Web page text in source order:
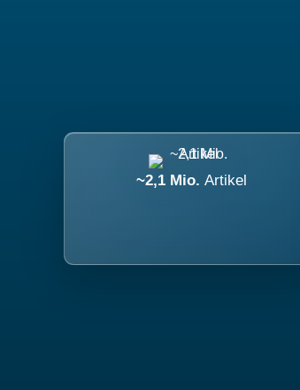
~2,1 Mio. Artikel